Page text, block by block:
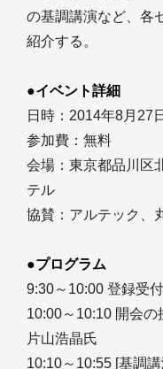
の基調講演など、各
紹介する。
●イベント詳細
日時：2014年8月27
参加費：無料
会場：東京都品川
テル
協賛：アルテック、
●プログラム
9:30～10:00 登録受付
10:00～10:10 開会
片山浩晶氏
10:10～10:55 [基調